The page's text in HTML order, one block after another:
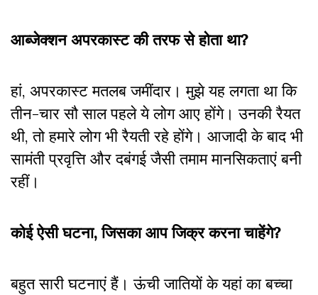
आब्जेक्शन अपरकास्ट की तरफ से होता था?
हां, अपरकास्ट मतलब जमींदार। मुझे यह लगता था कि
तीन-चार सौ साल पहले ये लोग आए होंगे। उनकी रैयत
थी, तो हमारे लोग भी रैयती रहे होंगे। आजादी के बाद भी
सामंती प्रवृत्ति और दबंगई जैसी तमाम मानसिकताएं बनी
रहीं।
कोई ऐसी घटना, जिसका आप जिक्र करना चाहेंगे?
बहुत सारी घटनाएं हैं। ऊंची जातियों के यहां का बच्चा